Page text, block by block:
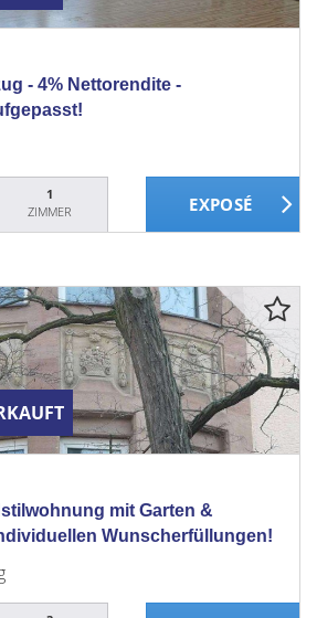
- 4% Nettorendite -
1
ZIMMER
mit Garten &
Wunscherfüllungen!